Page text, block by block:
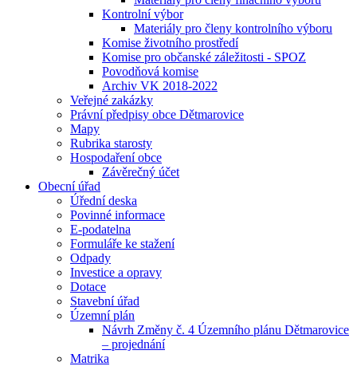
Kontrolní výbor
Materiály pro členy kontrolního výboru
Komise životního prostředí
Komise pro občanské záležitosti - SPOZ
Povodňová komise
Archiv VK 2018-2022
Veřejné zakázky
Právní předpisy obce Dětmarovice
Mapy
Rubrika starosty
Hospodaření obce
Závěrečný účet
Obecní úřad
Úřední deska
Povinné informace
E-podatelna
Formuláře ke stažení
Odpady
Investice a opravy
Dotace
Stavební úřad
Územní plán
Návrh Změny č. 4 Územního plánu Dětmarovice
– projednání
Matrika